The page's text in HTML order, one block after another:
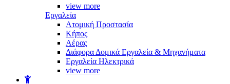
view more
Εργαλεία
Aτομική Προστασία
Kήπος
Αέρας
Διάφορα Δομικά Εργαλεία & Μηχανήματα
Εργαλεία Ηλεκτρικά
view more